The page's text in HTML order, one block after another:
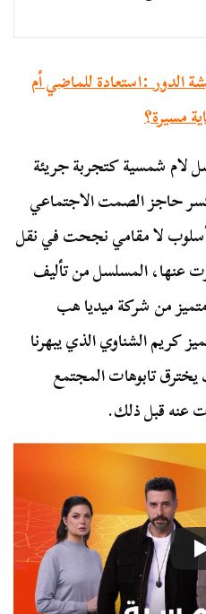
الدور :استعادة للماضي أم
مسيرة؟
2025 برز مسلسل لام شمسية كتجربة جريئة
حاجز الصمت الاجتماعي
لا مقامي نجحت في نقل
عنها، المسلسل من تأليف
من شركة ميديا هب
كريم الشناوي الذي يبهرنا
تابوهات المجتمع
عنه قبل ذلك.